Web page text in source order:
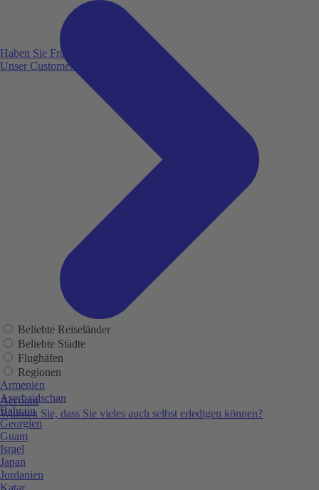
Haben Sie Fragen?
Unser Customer Service ist für Sie da!
Account
Wussten Sie, dass Sie vieles auch selbst erledigen können?
Beliebte Reiseländer
Beliebte Städte
Flughäfen
Regionen
Armenien
Aserbaidschan
Bahrain
Georgien
Guam
Israel
Japan
Jordanien
Katar